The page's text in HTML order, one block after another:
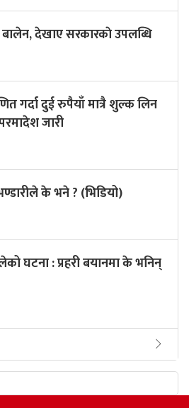
बालेन, देखाए सरकारकाे उपलब्धि
गर्दा दुई रुपैयाँ मात्रै शुल्क लिन
जारी
के भने ? (भिडियो)
घटना : प्रहरी बयानमा के भनिन्